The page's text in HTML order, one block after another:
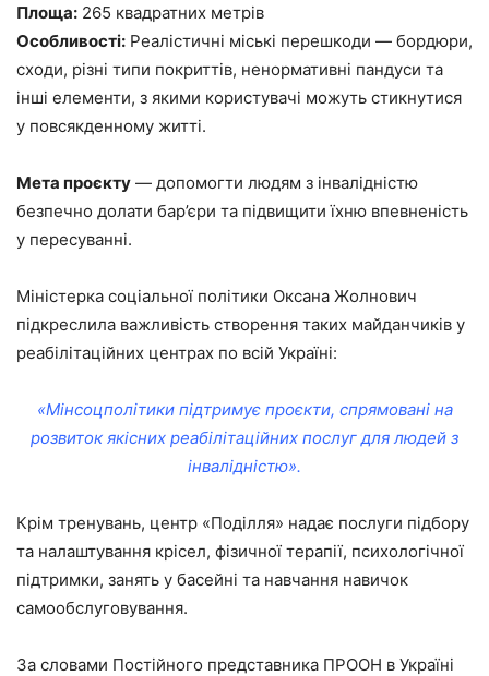
Площа: 265 квадратних метрів
Особливості: Реалістичні міські перешкоди — бордюри,
сходи, різні типи покриттів, ненормативні пандуси та
інші елементи, з якими користувачі можуть стикнутися
у повсякденному житті.
Мета проєкту — допомогти людям з інвалідністю
безпечно долати бар’єри та підвищити їхню впевненість
у пересуванні.
Міністерка соціальної політики Оксана Жолнович
підкреслила важливість створення таких майданчиків у
реабілітаційних центрах по всій Україні:
«Мінсоцполітики підтримує проєкти, спрямовані на
розвиток якісних реабілітаційних послуг для людей з
інвалідністю».
Крім тренувань, центр «Поділля» надає послуги підбору
та налаштування крісел, фізичної терапії, психологічної
підтримки, занять у басейні та навчання навичок
самообслуговування.
За словами Постійного представника ПРООН в Україні